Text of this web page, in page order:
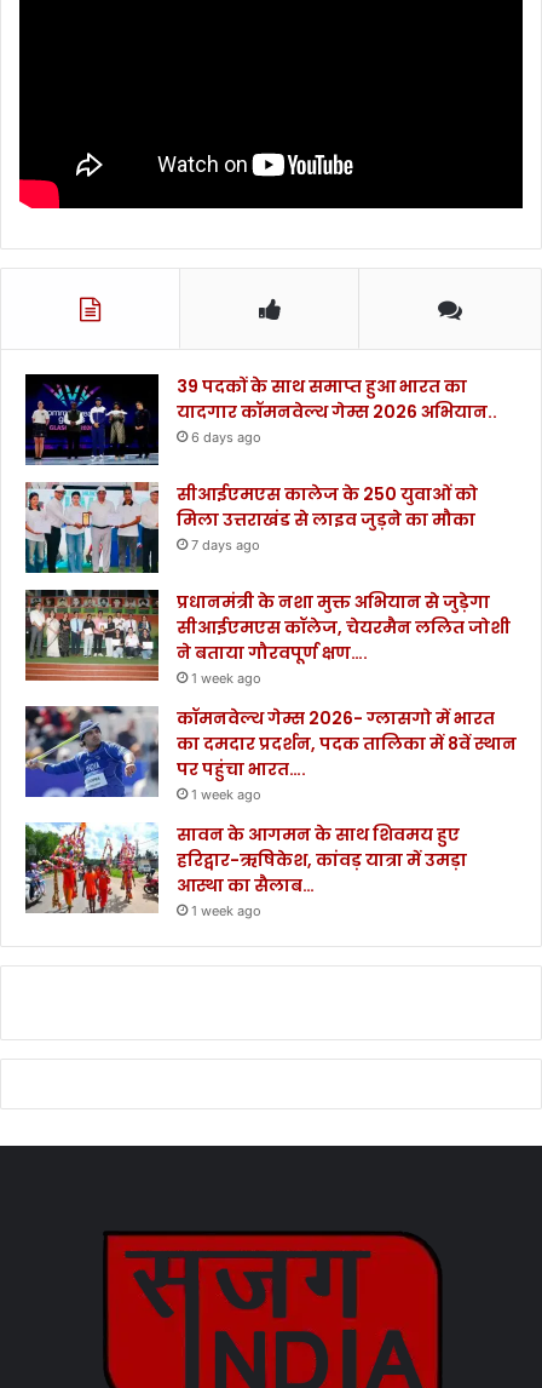
39 पदकों के साथ समाप्त हुआ भारत का
यादगार कॉमनवेल्थ गेम्स 2026 अभियान..
6 days ago
सीआईएमएस कालेज के 250 युवाओं को
मिला उत्तराखंड से लाइव जुड़ने का मौका
7 days ago
प्रधानमंत्री के नशा मुक्त अभियान से जुड़ेगा
सीआईएमएस कॉलेज, चेयरमैन ललित जोशी
ने बताया गौरवपूर्ण क्षण….
1 week ago
कॉमनवेल्थ गेम्स 2026- ग्लासगो में भारत
का दमदार प्रदर्शन, पदक तालिका में 8वें स्थान
पर पहुंचा भारत….
1 week ago
सावन के आगमन के साथ शिवमय हुए
हरिद्वार-ऋषिकेश, कांवड़ यात्रा में उमड़ा
आस्था का सैलाब…
1 week ago